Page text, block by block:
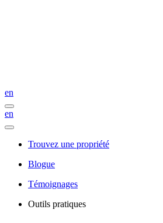
en
en
Trouvez une propriété
Blogue
Témoignages
Outils pratiques